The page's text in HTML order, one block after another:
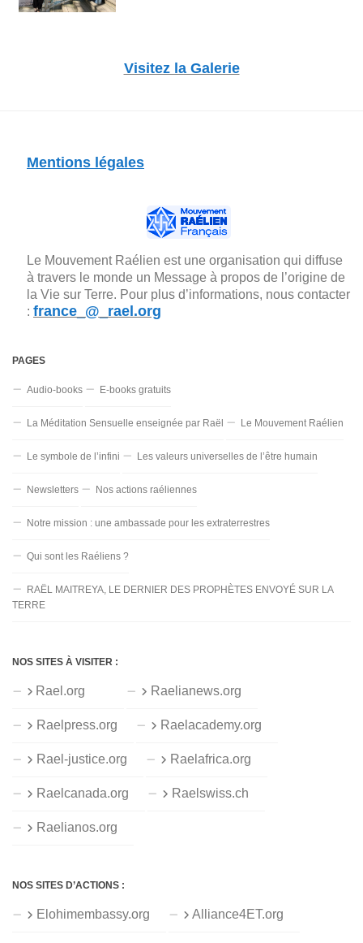
Visitez la Galerie
Mentions légales
Le Mouvement Raélien est une organisation qui diffuse
à travers le monde un Message à propos de l’origine de
la Vie sur Terre. Pour plus d’informations, nous contacter
: france_@_rael.org
PAGES
Audio-books E-books gratuits
La Méditation Sensuelle enseignée par Raël Le Mouvement Raélien
Le symbole de l’infini Les valeurs universelles de l’être humain
Newsletters Nos actions raéliennes
Notre mission : une ambassade pour les extraterrestres
Qui sont les Raéliens ?
RAËL MAITREYA, LE DERNIER DES PROPHÈTES ENVOYÉ SUR LA
TERRE
NOS SITES À VISITER :
Rael.org Raelianews.org
Raelpress.org Raelacademy.org
Rael-justice.org Raelafrica.org
Raelcanada.org Raelswiss.ch
Raelianos.org
NOS SITES D’ACTIONS :
Elohimembassy.org Alliance4ET.org